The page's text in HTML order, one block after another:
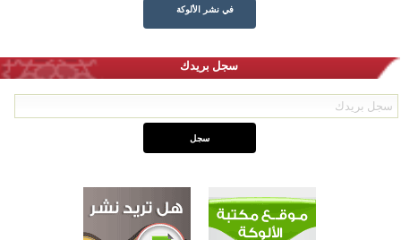
في نشر الألوكة
سجل بريدك